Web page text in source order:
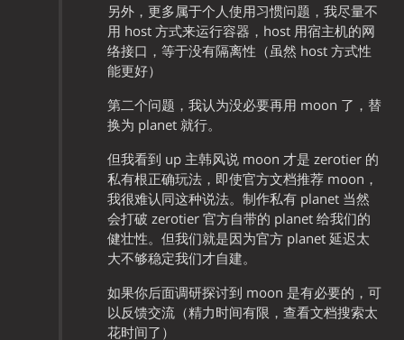
另外，更多属于个人使用习惯问题，我尽量不
用 host 方式来运行容器，host 用宿主机的网
络接口，等于没有隔离性（虽然 host 方式性
能更好）
第二个问题，我认为没必要再用 moon 了，替
换为 planet 就行。
但我看到 up 主韩风说 moon 才是 zerotier 的
私有根正确玩法，即使官方文档推荐 moon，
我很难认同这种说法。制作私有 planet 当然
会打破 zerotier 官方自带的 planet 给我们的
健壮性。但我们就是因为官方 planet 延迟太
大不够稳定我们才自建。
如果你后面调研探讨到 moon 是有必要的，可
以反馈交流（精力时间有限，查看文档搜索太
花时间了）